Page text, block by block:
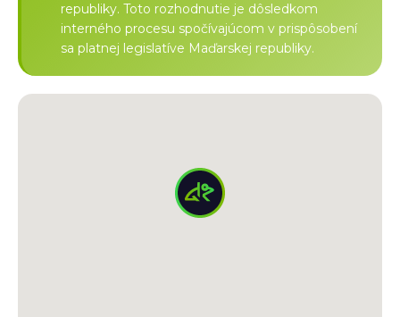
republiky. Toto rozhodnutie je dôsledkom
interného procesu spočívajúcom v prispôsobení
sa platnej legislatíve Maďarskej republiky.